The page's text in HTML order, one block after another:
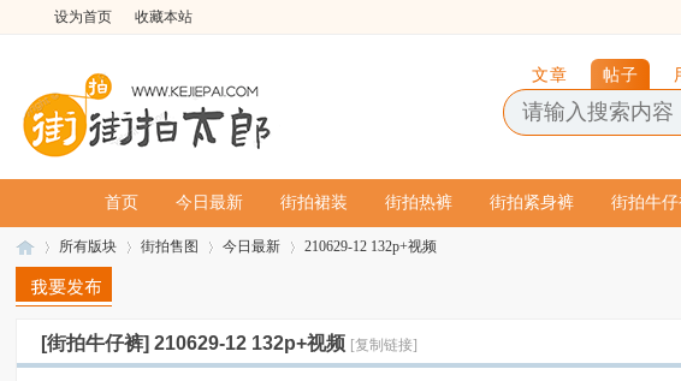
设为首页 收藏本站
文章 帖子
首页 今日最新 街拍裙装 街拍热裤 街拍紧身裤 街拍牛
»
所有版块
›
街拍售图
›
今日最新
›
210629-12 132p+视频
[街拍牛仔裤]210629-12 132p+视频 [复制链接]